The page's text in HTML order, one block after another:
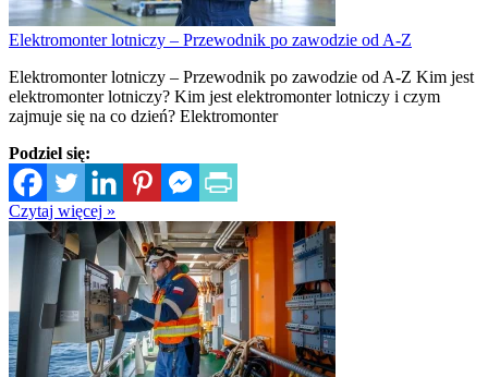
Elektromonter lotniczy – Przewodnik po zawodzie od A-Z
Elektromonter lotniczy – Przewodnik po zawodzie od A-Z Kim jest
elektromonter lotniczy? Kim jest elektromonter lotniczy i czym
zajmuje się na co dzień? Elektromonter
Podziel się:
Czytaj więcej »